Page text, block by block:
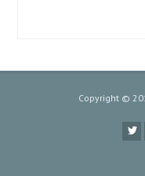
Copyright ©